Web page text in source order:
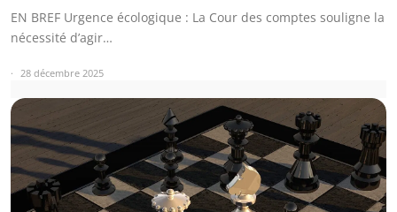
EN BREF Urgence écologique : La Cour des comptes souligne la
nécessité d’agir…
28 décembre 2025